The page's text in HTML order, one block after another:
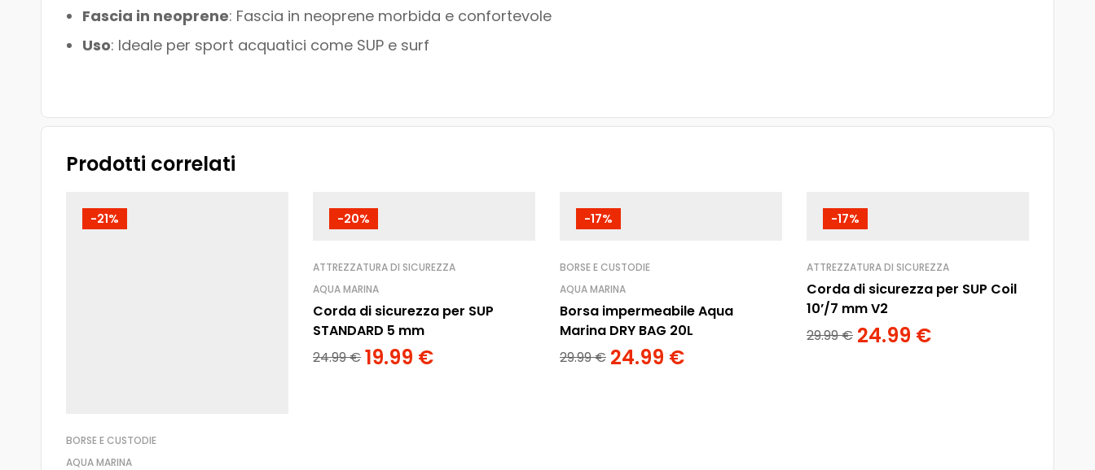
Fascia in neoprene: Fascia in neoprene morbida e confortevole
Uso: Ideale per sport acquatici come SUP e surf
Prodotti correlati
-21%
BORSE E CUSTODIE
AQUA MARINA
-20%
ATTREZZATURA DI SICUREZZA
AQUA MARINA
Corda di sicurezza per SUP
STANDARD 5 mm
24.99€ 19.99 €
-17%
BORSE E CUSTODIE
AQUA MARINA
Borsa impermeabile Aqua
Marina DRY BAG 20L
29.99€ 24.99 €
-17%
ATTREZZATURA DI SICUREZZA
Corda di sicurezza per SUP Coil
10’/7 mm V2
29.99€ 24.99 €